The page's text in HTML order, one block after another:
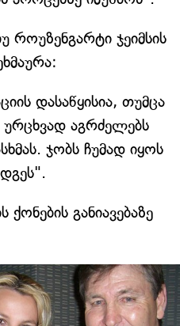
როუზენგარტი ჯეიმსის
დასაწყისია, თუმცა
აგრძელებს
ჯობს ჩუმად იყოს
განიავებაზე